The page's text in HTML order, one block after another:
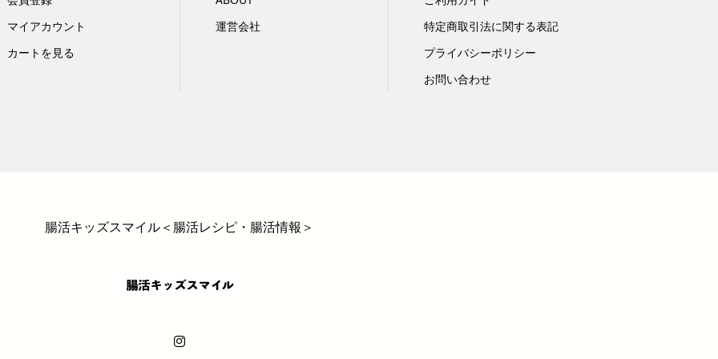
マイアカウント
カートを見る
運営会社
特定商取引法に関する表記
プライバシーポリシー
お問い合わせ
腸活キッズスマイル＜腸活レシピ・腸活情報＞